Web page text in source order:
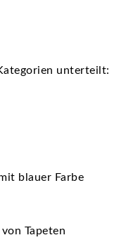
unterteilt:
blauer Farbe
Tapeten